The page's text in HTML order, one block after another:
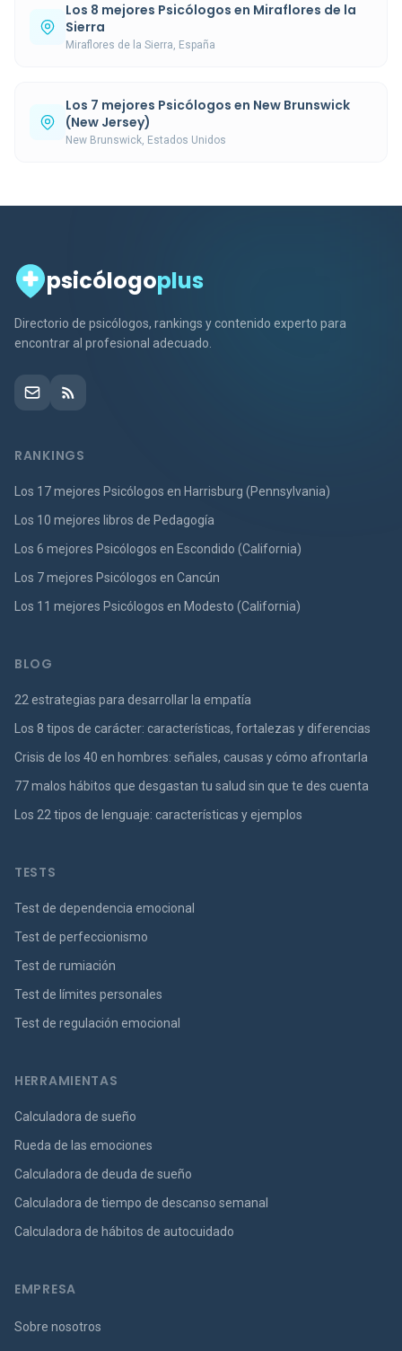
Los 8 mejores Psicólogos en Miraflores de la
Sierra
Miraflores de la Sierra, España
Los 7 mejores Psicólogos en New Brunswick
(New Jersey)
New Brunswick, Estados Unidos
psicólogoplus
Directorio de psicólogos, rankings y contenido experto para
encontrar al profesional adecuado.
RANKINGS
Los 17 mejores Psicólogos en Harrisburg (Pennsylvania)
Los 10 mejores libros de Pedagogía
Los 6 mejores Psicólogos en Escondido (California)
Los 7 mejores Psicólogos en Cancún
Los 11 mejores Psicólogos en Modesto (California)
BLOG
22 estrategias para desarrollar la empatía
Los 8 tipos de carácter: características, fortalezas y diferencias
Crisis de los 40 en hombres: señales, causas y cómo afrontarla
77 malos hábitos que desgastan tu salud sin que te des cuenta
Los 22 tipos de lenguaje: características y ejemplos
TESTS
Test de dependencia emocional
Test de perfeccionismo
Test de rumiación
Test de límites personales
Test de regulación emocional
HERRAMIENTAS
Calculadora de sueño
Rueda de las emociones
Calculadora de deuda de sueño
Calculadora de tiempo de descanso semanal
Calculadora de hábitos de autocuidado
EMPRESA
Sobre nosotros